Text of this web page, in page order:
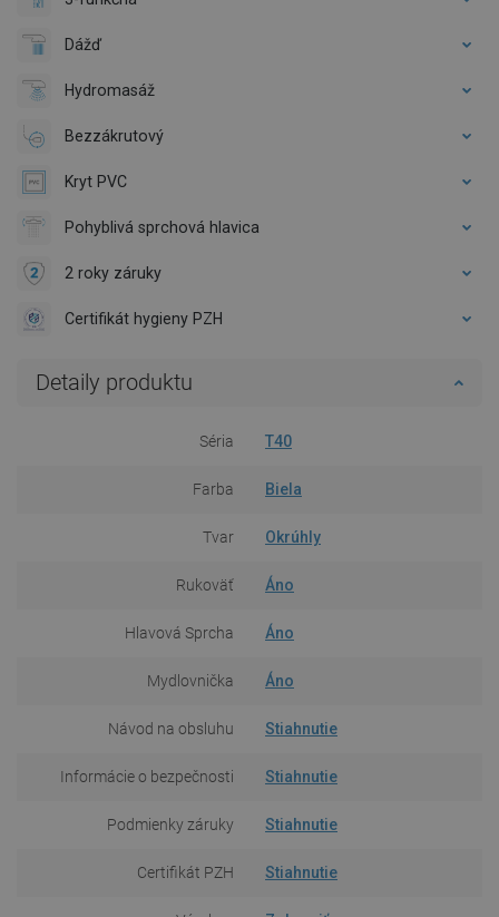
Dážď
Hydromasáž
Bezzákrutový
Kryt PVC
Pohyblivá sprchová hlavica
2 roky záruky
Certifikát hygieny PZH
Detaily produktu
Séria T40
Farba Biela
Tvar Okrúhly
Rukoväť Áno
Hlavová Sprcha Áno
Mydlovnička Áno
Návod na obsluhu Stiahnutie
Informácie o bezpečnosti Stiahnutie
Podmienky záruky Stiahnutie
Certifikát PZH Stiahnutie